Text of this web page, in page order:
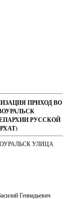
ПРИХОД ВО
РУССКОЙ
УЛИЦА
Геннадьевич